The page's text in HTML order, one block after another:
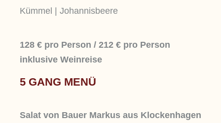
Kümmel | Johannisbeere
128 € pro Person / 212 € pro Person
inklusive Weinreise
5 GANG MENÜ
Salat von Bauer Markus aus Klockenhagen